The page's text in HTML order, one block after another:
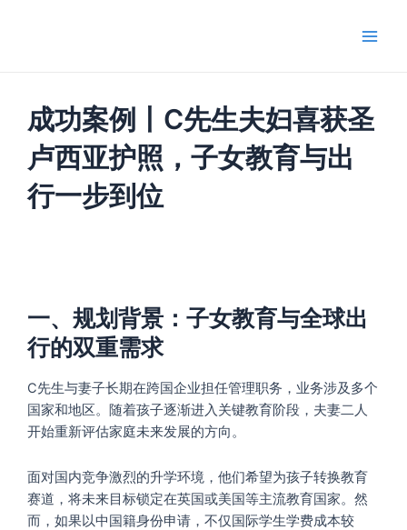
成功案例丨C先生夫妇喜获圣
卢西亚护照，子女教育与出
行一步到位
一、规划背景：子女教育与全球出
行的双重需求
C先生与妻子长期在跨国企业担任管理职务，业务涉及多个
国家和地区。随着孩子逐渐进入关键教育阶段，夫妻二人
开始重新评估家庭未来发展的方向。
面对国内竞争激烈的升学环境，他们希望为孩子转换教育
赛道，将未来目标锁定在英国或美国等主流教育国家。然
而，如果以中国籍身份申请，不仅国际学生学费成本较